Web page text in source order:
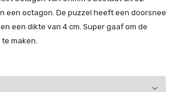
een octagon. De puzzel heeft een doorsnee
een dikte van 4 cm. Super gaaf om de
maken.